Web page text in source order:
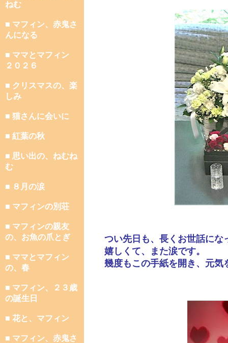
ねむ
■ マフィン、赤鬼さ
んになる
■ ママとマフィン
２０２６
■ クリスマスの、楽
しみ
■ 猫さんに会いに
■ 紅葉の秋
■ 思い出の、ねむね
む
■ ８月の涙
■ マフィンの別荘
■ マフィンの親友
の、お魚の爪とぎ
■ ママとマフィン
の、春
■ マフィン、２３歳
の誕生日
■ 花と、マフィン
■ マフィン、赤鬼さ
つい先日も、長くお世話にな
嬉しくて、また涙です。
幾度もこの手紙を開き、元気